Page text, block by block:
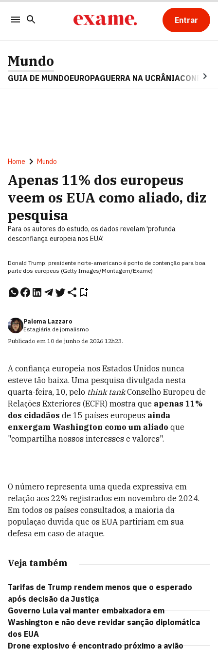
Entrar
Mundo
GUIA DE MUNDOEUROPAGUERRA NA UCRÂNIA
Home Mundo
Apenas 11% dos europeus
veem os EUA como aliado, diz
pesquisa
Para os autores do estudo, os dados revelam 'profunda
desconfiança europeia nos EUA'
Donald Trump: presidente norte-americano é ponto de contenção para boa
parte dos europeus (Getty Images/Montagem/Exame)
Paloma Lazzaro
Estagiária de jornalismo
Publicado em 10 de junho de 2026 12h23.
A confiança europeia nos Estados Unidos nunca
esteve tão baixa. Uma pesquisa divulgada nesta
quarta-feira, 10, pelo think tankConselho Europeu de
Relações Exteriores (ECFR) mostra que apenas 11%
dos cidadãos de 15 países europeus ainda
enxergam Washington como um aliado que
"compartilha nossos interesses e valores".
O número representa uma queda expressiva em
relação aos 22% registrados em novembro de 2024.
Em todos os países consultados, a maioria da
população duvida que os EUA partiriam em sua
defesa em caso de ataque.
Veja também
Tarifas de Trump rendem menos que o esperado
após decisão da Justiça
Governo Lula vai manter embaixadora em
Washington e não deve revidar sanção diplomática
dos EUA
Drone explosivo é encontrado próximo a avião